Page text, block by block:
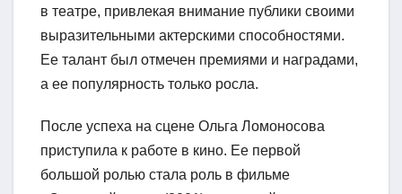
в театре, привлекая внимание публики своими
выразительными актерскими способностями.
Ее талант был отмечен премиями и наградами,
а ее популярность только росла.
После успеха на сцене Ольга Ломоносова
приступила к работе в кино. Ее первой
большой ролью стала роль в фильме